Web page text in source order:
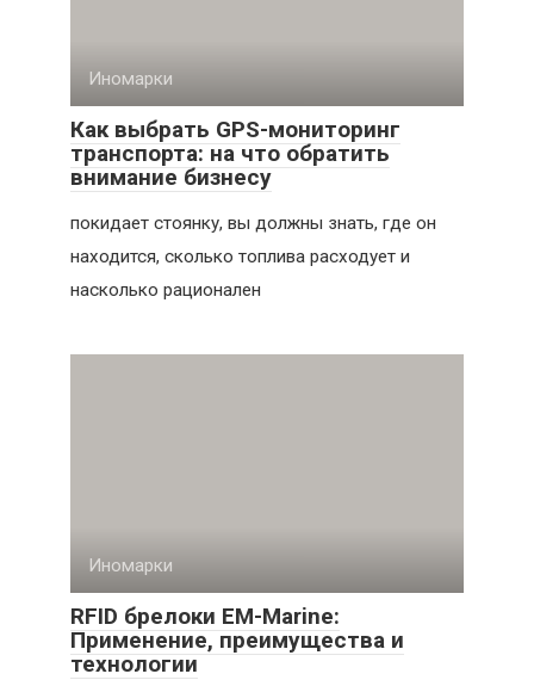
Иномарки
Как выбрать GPS-мониторинг
транспорта: на что обратить
внимание бизнесу
покидает стоянку, вы должны знать, где он
находится, сколько топлива расходует и
насколько рационален
Иномарки
RFID брелоки EM-Marine:
Применение, преимущества и
технологии